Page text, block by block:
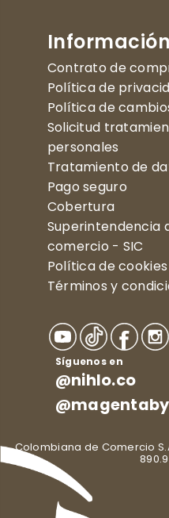
Información
Contrato de
Política de
Política de
Solicitud
personales
Tratamiento de
Pago seguro
Cobertura
Superintendencia
comercio - SIC
Política de cookies
Términos y
Síguenos en
@nihlo.co
Colombiana de Comercio